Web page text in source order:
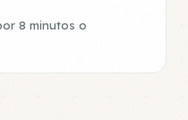
8 minutos o